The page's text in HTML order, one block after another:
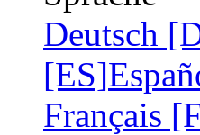
Deutsch
[ES]
Français